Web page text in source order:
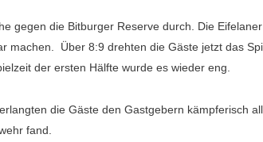
gegen die Bitburger Reserve durch. Die
machen. Über 8:9 drehten die Gäste jetzt das
der ersten Hälfte wurde es wieder eng.
die Gäste den Gastgebern kämpferisch
fand.